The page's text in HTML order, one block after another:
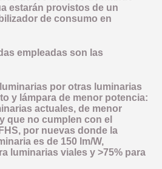
estarán provistos de un
de consumo en
empleadas son las
por otras luminarias
y lámpara de menor potencia:
actuales, de menor
que no cumplen con el
por nuevas donde la
es de 150 lm/W,
luminarias viales y >75% para